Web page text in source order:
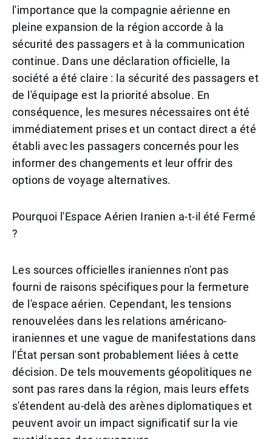
l'importance que la compagnie aérienne en
pleine expansion de la région accorde à la
sécurité des passagers et à la communication
continue. Dans une déclaration officielle, la
société a été claire : la sécurité des passagers et
de l'équipage est la priorité absolue. En
conséquence, les mesures nécessaires ont été
immédiatement prises et un contact direct a été
établi avec les passagers concernés pour les
informer des changements et leur offrir des
options de voyage alternatives.
Pourquoi l'Espace Aérien Iranien a-t-il été Fermé
?
Les sources officielles iraniennes n'ont pas
fourni de raisons spécifiques pour la fermeture
de l'espace aérien. Cependant, les tensions
renouvelées dans les relations américano-
iraniennes et une vague de manifestations dans
l'État persan sont probablement liées à cette
décision. De tels mouvements géopolitiques ne
sont pas rares dans la région, mais leurs effets
s'étendent au-delà des arènes diplomatiques et
peuvent avoir un impact significatif sur la vie